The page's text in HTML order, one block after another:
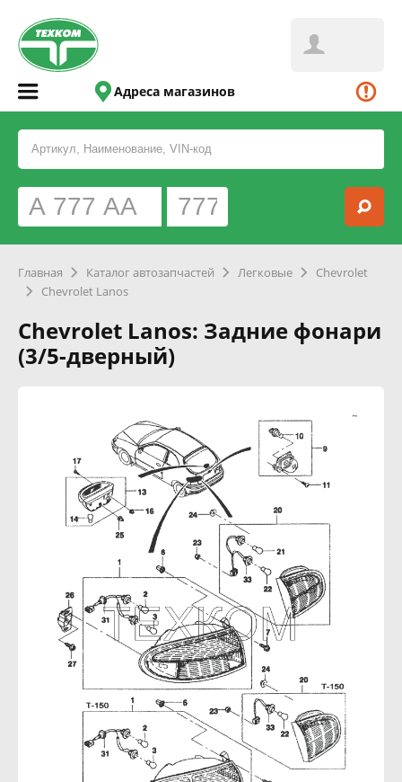
Адреса магазинов
Главная Каталог автозапчастей Легковые
Chevrolet
Chevrolet Lanos
Chevrolet Lanos: Задние фонари
(3/5-дверный)